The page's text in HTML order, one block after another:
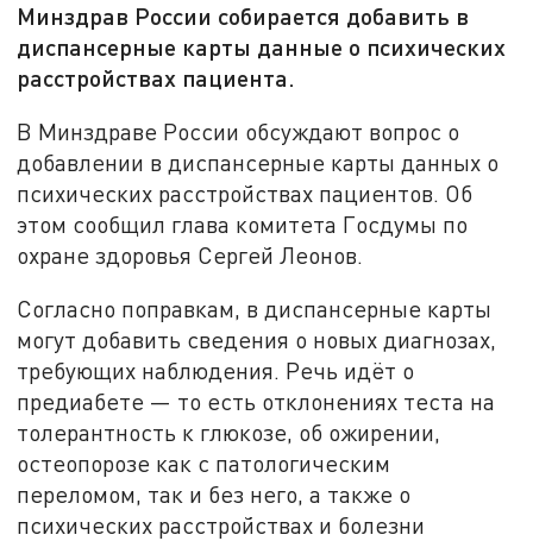
Минздрав России собирается добавить в
диспансерные карты данные о психических
расстройствах пациента.
В Минздраве России обсуждают вопрос о
добавлении в диспансерные карты данных о
психических расстройствах пациентов. Об
этом сообщил глава комитета Госдумы по
охране здоровья Сергей Леонов.
Согласно поправкам, в диспансерные карты
могут добавить сведения о новых диагнозах,
требующих наблюдения. Речь идёт о
предиабете — то есть отклонениях теста на
толерантность к глюкозе, об ожирении,
остеопорозе как с патологическим
переломом, так и без него, а также о
психических расстройствах и болезни